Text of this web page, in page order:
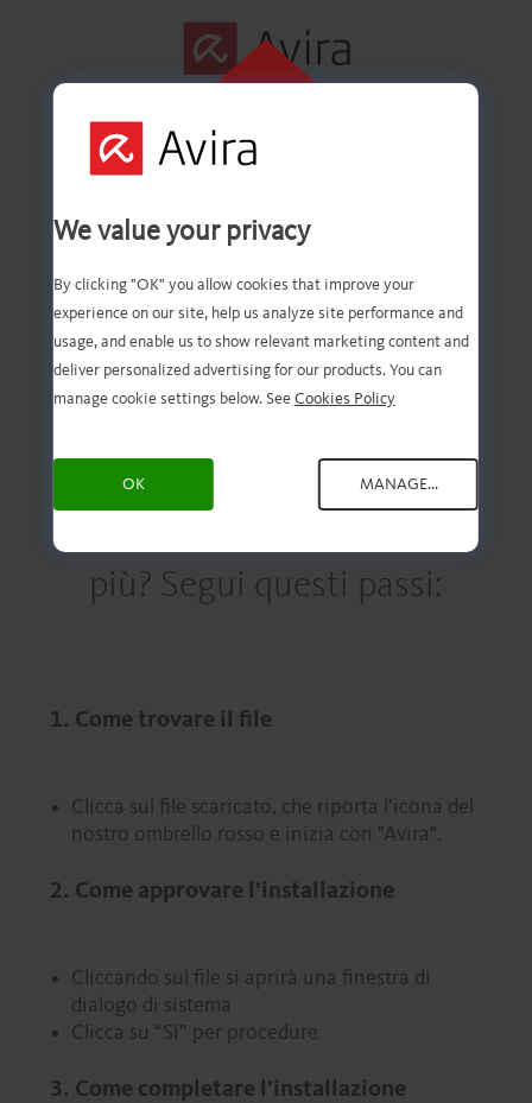
Installiamo la tua
Avira!
Per cominciare, clicca sul
file scaricato.
più? Segui questi passi:
1. Come trovare il file
Clicca sul file scaricato, che riporta l’icona del
nostro ombrello rosso e inizia con "Avira".
2. Come approvare l’installazione
Cliccando sul file si aprirà una finestra di
dialogo di sistema
Clicca su “Sì” per procedure
3. Come completare l’installazione
FAI CLIC QUI PER
ESEGUIRE
We value your privacy
By clicking "OK" you allow cookies that improve your
experience on our site, help us analyze site performance and
usage, and enable us to show relevant marketing content and
deliver personalized advertising for our products. You can
manage cookie settings below. See Cookies Policy
OK MANAGE...